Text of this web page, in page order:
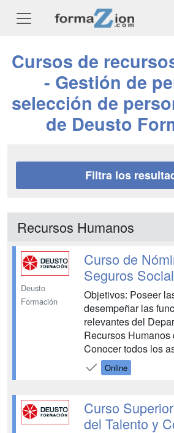
Cursos de
- Gestión de
selección de
de Deusto
Filtra los
Recursos Humanos
Deusto
Formación
Curso de
Seguros
Objetivos: Poseer
desempeñar las
relevantes del
Recursos Humanos
Conocer todos los
jurídicos que
de personal y
el recibo de salario
bases de cotización
Online
Curso
del Talento y